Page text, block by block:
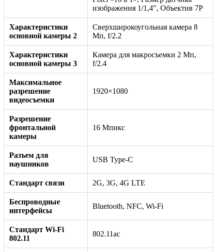
изображения 1/1,4", Объектив 7P
Характеристики
основной камеры 2
Сверхширокоугольная камера 8
Мп, f/2.2
Характеристики
основной камеры 3
Камера для макросъемки 2 Мп,
f/2.4
Максимальное
разрешение
видеосъемки
1920×1080
Разрешение
фронтальной
камеры
16 Мпикс
Разъем для
наушников
USB Type-C
Стандарт связи 2G, 3G, 4G LTE
Беспроводные
интерфейсы
Bluetooth, NFC, Wi-Fi
Стандарт Wi-Fi
802.11
802.11ac